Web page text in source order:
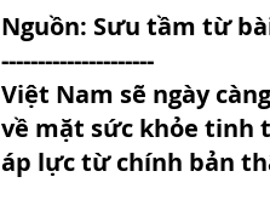
Nguồn: Sưu tầm từ
---------------------
Việt Nam sẽ ngày
về mặt sức khỏe tinh
áp lực từ chính bản